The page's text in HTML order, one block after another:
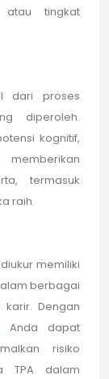
atau tingkat
dari proses
diperoleh.
kognitif,
termasuk
raih.
memiliki
berbagai
Dengan
Anda dapat
risiko
TPA dalam